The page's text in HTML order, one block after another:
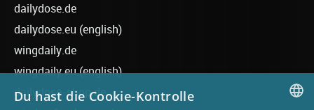
dailydose.de
dailydose.eu (english)
wingdaily.de
wingdaily.eu(english)
dailydose-shop.de
Du hast die Cookie-Kontrolle